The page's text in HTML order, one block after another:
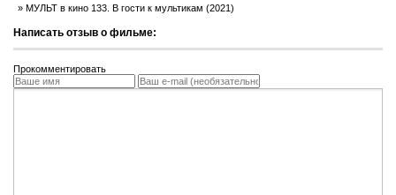
МУЛЬТ в кино 133. В гости к мультикам (2021)
Написать отзыв о фильме:
Прокомментировать